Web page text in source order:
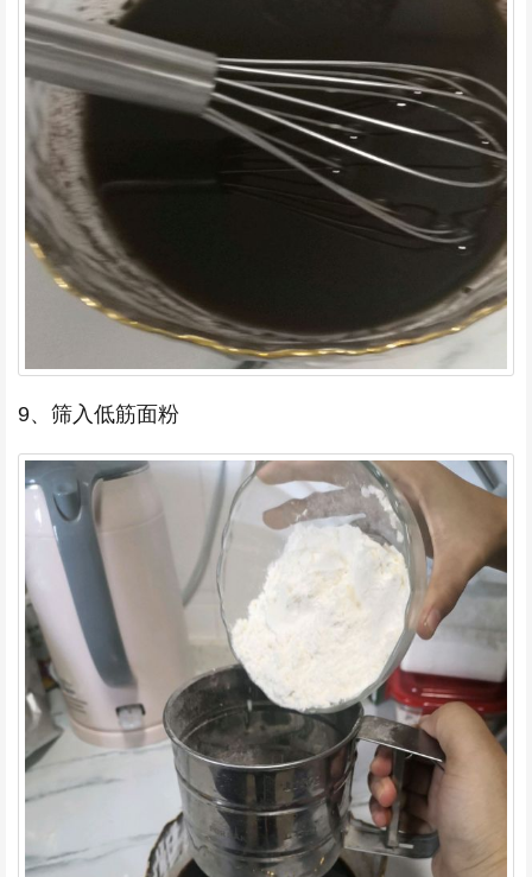
9、筛入低筋面粉